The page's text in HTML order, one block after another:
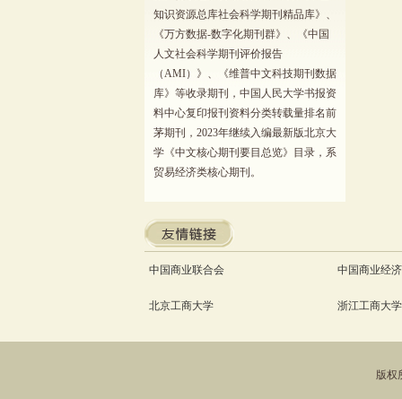
知识资源总库社会科学期刊精品库》、
《万方数据-数字化期刊群》、《中国
人文社会科学期刊评价报告
（AMI）》、《维普中文科技期刊数据
库》等收录期刊，中国人民大学书报资
料中心复印报刊资料分类转载量排名前
茅期刊，2023年继续入编最新版北京大
学《中文核心期刊要目总览》目录，系
贸易经济类核心期刊。
中国商业联合会 中国商业经
北京工商大学 浙江工商大学
版